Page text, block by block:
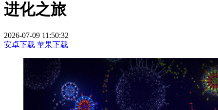
进化之旅
2026-07-09 11:50:32
安卓下载 苹果下载